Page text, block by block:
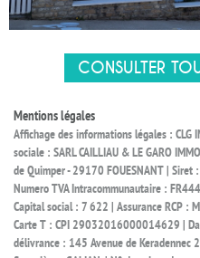
CONSULTER
Mentions légales
Affichage des informations légales : CLG
sociale : SARL CAILLIAU & LE GARO
de Quimper - 29170 FOUESNANT | Siret
Numero TVA Intracommunautaire :
Capital social : 7 622 | Assurance RCP :
Carte T : CPI 29032016000014629 |
délivrance : 145 Avenue de Keradennec